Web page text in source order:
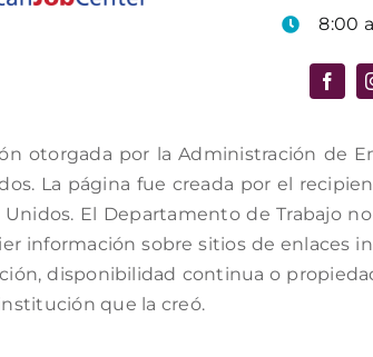
8:00
otorgada por la Administración de
La página fue creada por el
El Departamento de Trabajo
información sobre sitios de enlaces
disponibilidad continua o
que la creó.